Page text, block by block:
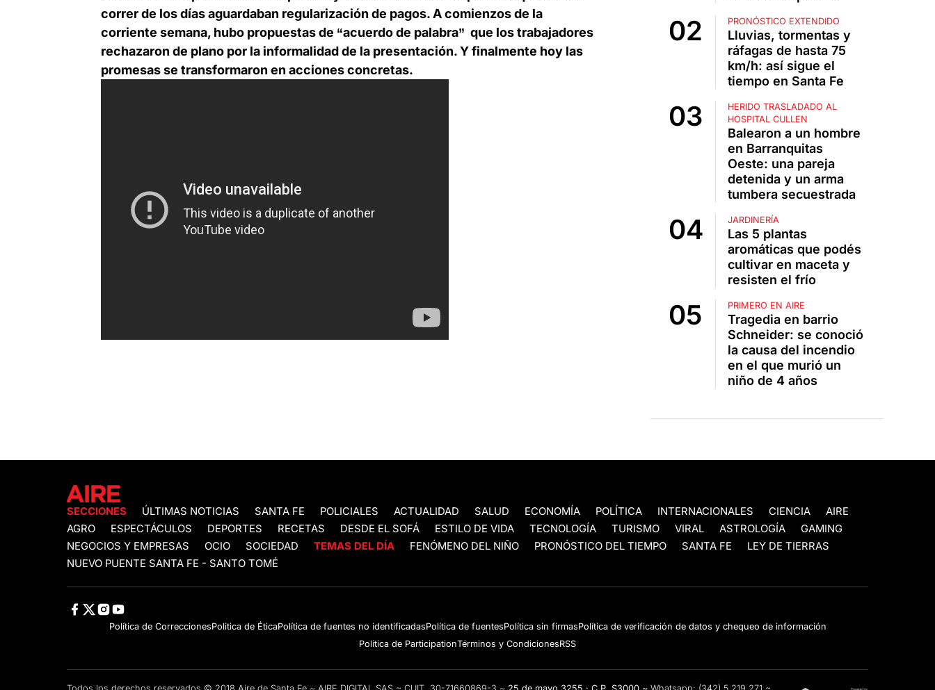
correr de los días aguardaban regularización de pagos. A comienzos de la
corriente semana, hubo propuestas de “acuerdo de palabra” que los trabajadores
rechazaron de plano por la informalidad de la presentación. Y finalmente hoy las
promesas se transformaron en acciones concretas.
PRONÓSTICO EXTENDIDO
Lluvias, tormentas y
ráfagas de hasta 75
km/h: así sigue el
tiempo en Santa Fe
HERIDO TRASLADADO AL
HOSPITAL CULLEN
Balearon a un hombre
en Barranquitas
Oeste: una pareja
detenida y un arma
tumbera secuestrada
JARDINERÍA
Las 5 plantas
aromáticas que podés
cultivar en maceta y
resisten el frío
PRIMERO EN AIRE
Tragedia en barrio
Schneider: se conoció
la causa del incendio
en el que murió un
niño de 4 años
SECCIONES ÚLTIMAS NOTICIAS SANTA FE POLICIALES ACTUALIDAD SALUD ECONOMÍA POLÍTICA INTERNACIONALES CIENCIA
AIRE
AGRO
ESPECTÁCULOS DEPORTES RECETAS DESDE EL SOFÁ ESTILO DE VIDA TECNOLOGÍA TURISMO VIRAL ASTROLOGÍA
GAMING
NEGOCIOS Y EMPRESAS
OCIO SOCIEDAD TEMAS DEL DÍA FENÓMENO DEL NIÑO PRONÓSTICO DEL TIEMPO SANTA FE
LEY DE TIERRAS
NUEVO PUENTE SANTA FE - SANTO TOMÉ
Política de CorreccionesPolitica de ÉticaPolítica de fuentes no identificadasPolítica de fuentesPolítica sin firmasPolítica de verificación de datos y chequeo de información
Politica de ParticipationTérminos y CondicionesRSS